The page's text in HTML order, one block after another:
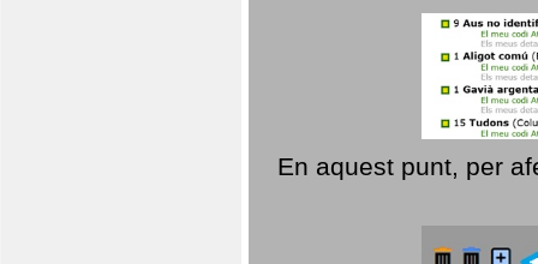
En aquest punt, per